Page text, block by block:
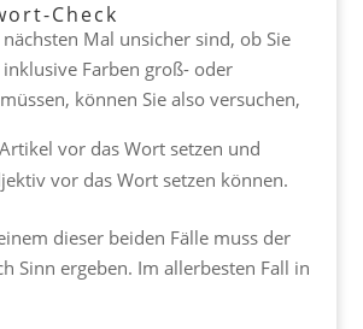
Check
Mal unsicher sind, ob Sie
Farben groß- oder
können Sie also versuchen,
vor das Wort setzen und
vor das Wort setzen können.
dieser beiden Fälle muss der
Sinn ergeben. Im allerbesten Fall in